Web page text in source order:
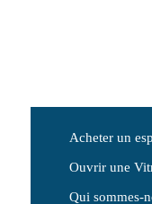
Acheter un
Ouvrir une
Qui sommes-